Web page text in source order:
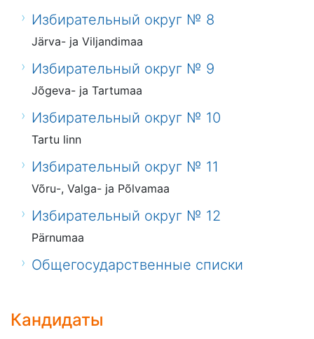
Избирательный округ № 8
Järva- ja Viljandimaa
Избирательный округ № 9
Jõgeva- ja Tartumaa
Избирательный округ № 10
Tartu linn
Избирательный округ № 11
Võru-, Valga- ja Põlvamaa
Избирательный округ № 12
Pärnumaa
Общегосударственные списки
Кандидаты